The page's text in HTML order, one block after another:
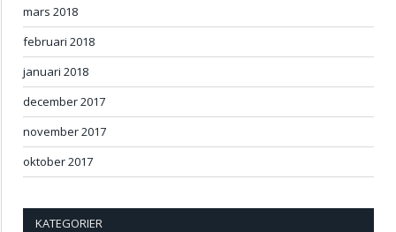
mars 2018
februari 2018
januari 2018
december 2017
november 2017
oktober 2017
KATEGORIER